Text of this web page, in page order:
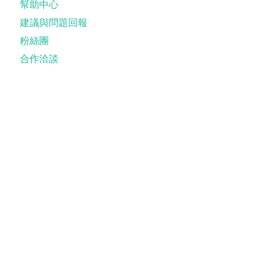
幫助中心
建議與問題回報
粉絲團
合作洽談